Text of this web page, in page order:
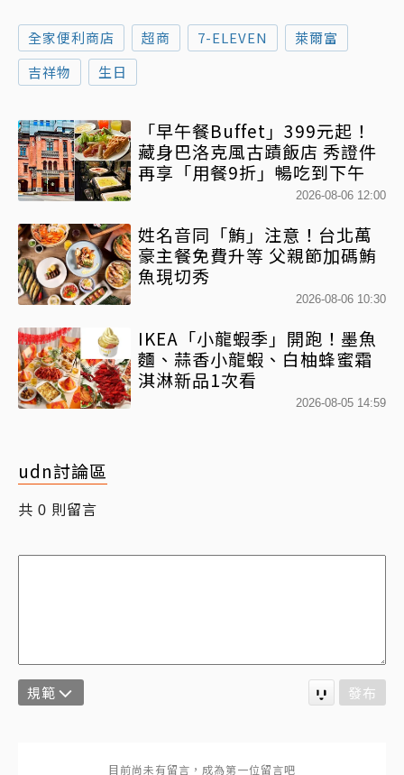
全家便利商店 超商 7-ELEVEN
萊爾富
吉祥物
生日
「早午餐Buffet」399元起！
藏身巴洛克風古蹟飯店 秀證件
再享「用餐9折」暢吃到下午
2026-08-06 12:00
姓名音同「鮪」注意！台北萬
豪主餐免費升等 父親節加碼鮪
魚現切秀
2026-08-06 10:30
IKEA「小龍蝦季」開跑！墨魚
麵、蒜香小龍蝦、白柚蜂蜜霜
淇淋新品1次看
2026-08-05 14:59
udn討論區
共 0 則留言
規範 發布